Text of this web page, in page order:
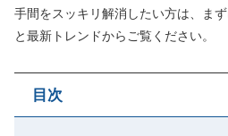
手間をスッキリ解消したい方は、ま
と最新トレンドからご覧ください。
目次